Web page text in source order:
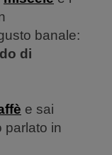
banale:
di
e sai
parlato in